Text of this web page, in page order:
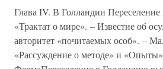
Глава IV. В Голландии
«Трактат о мире». – Известие об
авторитет «почитаемых особ». –
«Рассуждение о методе» и